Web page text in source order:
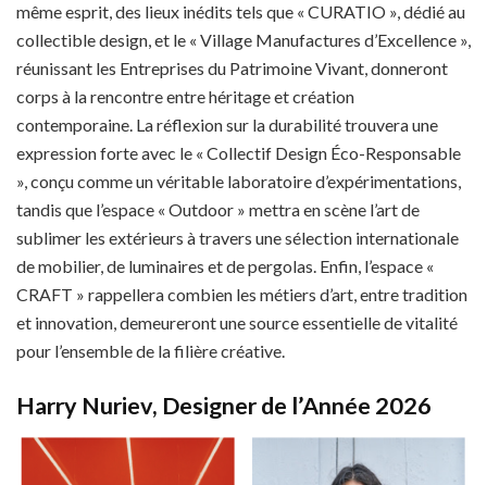
même esprit, des lieux inédits tels que « CURATIO », dédié au
collectible design, et le « Village Manufactures d’Excellence »,
réunissant les Entreprises du Patrimoine Vivant, donneront
corps à la rencontre entre héritage et création
contemporaine. La réflexion sur la durabilité trouvera une
expression forte avec le « Collectif Design Éco-Responsable
», conçu comme un véritable laboratoire d’expérimentations,
tandis que l’espace « Outdoor » mettra en scène l’art de
sublimer les extérieurs à travers une sélection internationale
de mobilier, de luminaires et de pergolas. Enfin, l’espace «
CRAFT » rappellera combien les métiers d’art, entre tradition
et innovation, demeureront une source essentielle de vitalité
pour l’ensemble de la filière créative.
Harry Nuriev, Designer de l’Année 2026